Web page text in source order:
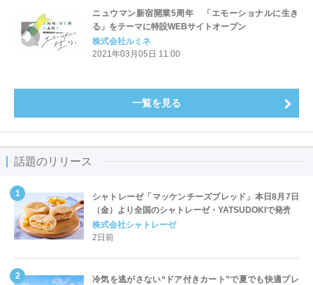
ニュウマン新宿開業5周年 「エモーショナルに生き
る」をテーマに特設WEBサイトオープン
株式会社ルミネ
2021年03月05日 11:00
一覧を見る
話題のリリース
シャトレーゼ「マッケンチーズブレッド」本日8月7日
（金）より全国のシャトレーゼ・YATSUDOKIで発売
株式会社シャトレーゼ
2日前
冷気を逃がさない“ドア付きカート”で夏でも快適プレ